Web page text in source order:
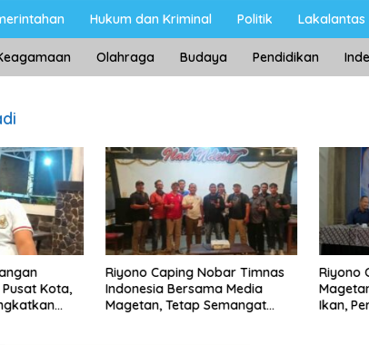
Hukum dan Kriminal Politik Lakalantas
Olahraga Budaya Pendidikan
Pusat Kota,
Riyono Caping Nobar Timnas
Indonesia Bersama Media
Magetan, Tetap Semangat
Riyono
Ikan,